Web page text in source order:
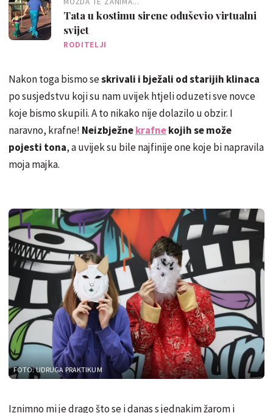
Tata u kostimu sirene oduševio virtualni
svijet
RODITELJI
Nakon toga bismo seskrivali i bježali od starijih klinaca
po susjedstvu koji su nam uvijek htjeli oduzeti sve novce
koje bismo skupili. A to nikako nije dolazilo u obzir. I
naravno, krafne! Neizbježnekrafnekojih se može
pojesti tona, a uvijek su bile najfinije one koje bi napravila
moja majka.
FOTO: UDRUGA PRAKTIKUM
Iznimno mi je drago što se i danas s jednakim žarom i